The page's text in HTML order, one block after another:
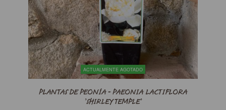
ACTUALMENTE AGOTADO
PLANTAS DE PEONÍA - PAEONIA LACTIFLORA
’SHIRLEY TEMPLE’